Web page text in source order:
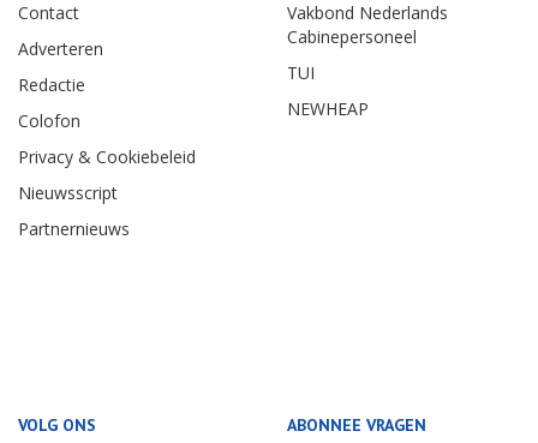
Contact
Adverteren
Redactie
Colofon
Privacy & Cookiebeleid
Nieuwsscript
Partnernieuws
Vakbond Nederlands
Cabinepersoneel
TUI
NEWHEAP
VOLG ONS ABONNEE VRAGEN